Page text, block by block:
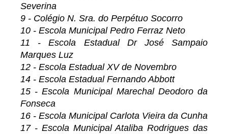
Severina
9 - Colégio N. Sra. do Perpétuo Socorro
10 - Escola Municipal Pedro Ferraz Neto
11 - Escola Estadual Dr José Sampaio
Marques Luz
12 - Escola Estadual XV de Novembro
14 - Escola Estadual Fernando Abbott
15 - Escola Municipal Marechal Deodoro da
Fonseca
16 - Escola Municipal Carlota Vieira da Cunha
17 - Escola Municipal Ataliba Rodrigues das